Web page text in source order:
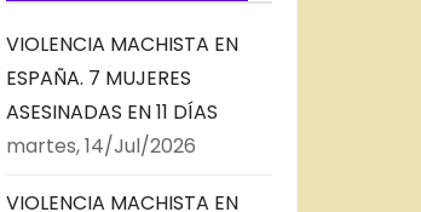
VIOLENCIA MACHISTA EN
ESPAÑA. 7 MUJERES
ASESINADAS EN 11 DÍAS
martes, 14/Jul/2026
VIOLENCIA MACHISTA EN